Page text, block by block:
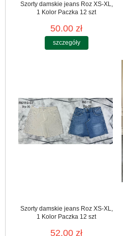
Szorty damskie jeans Roz XS-XL,
1 Kolor Paczka 12 szt
50.00 zł
szczegóły
Szorty damskie jeans Roz XS-XL,
1 Kolor Paczka 12 szt
52.00 zł